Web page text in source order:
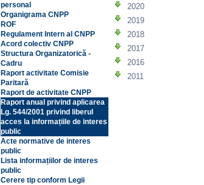
personal
Organigrama CNPP
ROF
Regulament Intern al CNPP
Acord colectiv CNPP
Structura Organizatorică -
Cadru
Raport activitate Comisie
Paritară
Raport de activitate CNPP
Raport anual privind aplicarea
Lg. 544/2001 privind liberul
acces la informațiile de interes
public
Acte normative de interes
public
Lista informațiilor de interes
public
Cerere tip conform Legii
2020
2019
2018
2017
2016
2011